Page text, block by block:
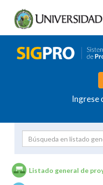
Ingrese
Listado general de